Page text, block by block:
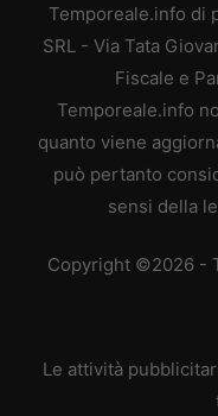
Temporeale.info di
SRL - Via Tata
Fiscale e
Temporeale.info
quanto viene
può pertanto
sensi della
Copyright ©2026 -
Le attività